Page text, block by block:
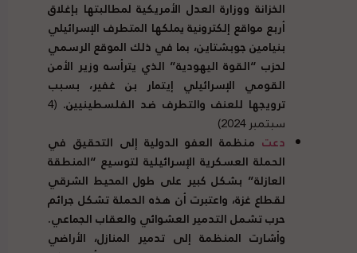
الخزانة ووزارة العدل الأمريكية لمطالبتها بإغلاق
أربع مواقع إلكترونية يملكها المتطرف الإسرائيلي
بنيامين جوبشتاين، بما في ذلك الموقع الرسمي
لحزب “القوة اليهودية” الذي يترأسه وزير الأمن
القومي الإسرائيلي إيتمار بن غفير، بسبب
ترويجها للعنف والتطرف ضد الفلسطينيين. (4
سبتمبر 2024)
دعت منظمة العفو الدولية إلى التحقيق في
الحملة العسكرية الإسرائيلية لتوسيع “المنطقة
العازلة” بشكل كبير على طول المحيط الشرقي
لقطاع غزة، واعتبرت أن هذه الحملة تشكل جرائم
حرب تشمل التدمير العشوائي والعقاب الجماعي.
وأشارت المنظمة إلى تدمير المنازل، الأراضي